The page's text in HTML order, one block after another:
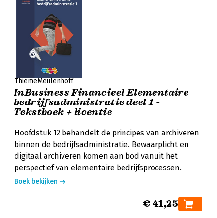
ThiemeMeulenhoff
InBusiness Financieel Elementaire
bedrijfsadministratie deel 1 -
Tekstboek + licentie
Hoofdstuk 12 behandelt de principes van archiveren
binnen de bedrijfsadministratie. Bewaarplicht en
digitaal archiveren komen aan bod vanuit het
perspectief van elementaire bedrijfsprocessen.
Boek bekijken
€ 41,25